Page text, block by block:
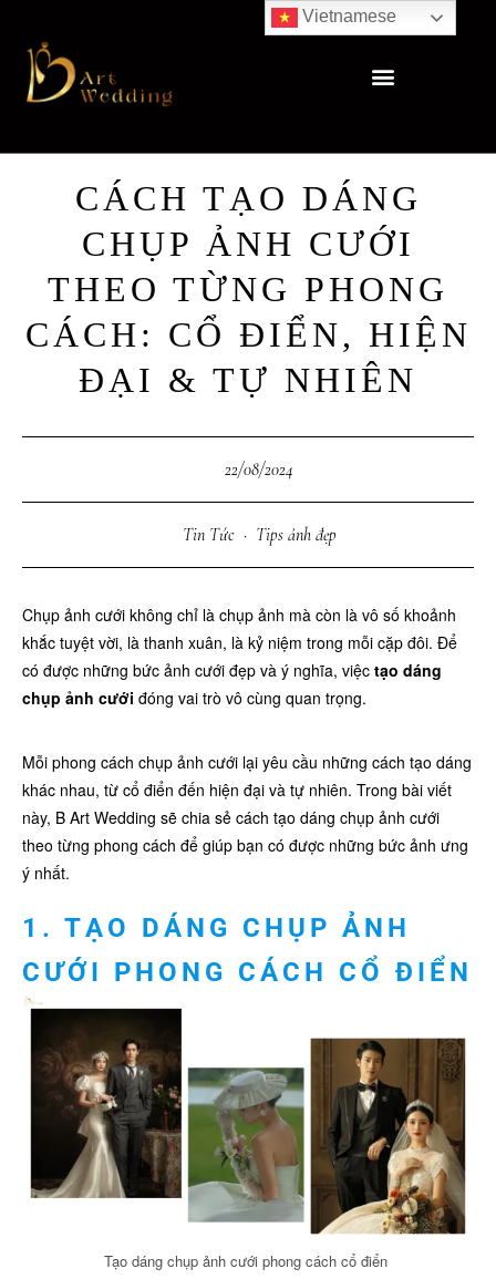
CÁCH TẠO DÁNG
CHỤP ẢNH CƯỚI
THEO TỪNG PHONG
CÁCH: CỔ ĐIỂN, HIỆN
ĐẠI & TỰ NHIÊN
22/08/2024
Tin Tức· Tips ảnh đẹp
Chụp ảnh cưới không chỉ là chụp ảnh mà còn là vô số khoảnh
khắc tuyệt vời, là thanh xuân, là kỷ niệm trong mỗi cặp đôi. Để
có được những bức ảnh cưới đẹp và ý nghĩa, việc tạo dáng
chụp ảnh cưới đóng vai trò vô cùng quan trọng.
Mỗi phong cách chụp ảnh cưới lại yêu cầu những cách tạo dáng
khác nhau, từ cổ điển đến hiện đại và tự nhiên. Trong bài viết
này, B Art Wedding sẽ chia sẻ cách tạo dáng chụp ảnh cưới
theo từng phong cách để giúp bạn có được những bức ảnh ưng
ý nhất.
1. TẠO DÁNG CHỤP ẢNH
CƯỚI PHONG CÁCH CỔ ĐIỂN
Tạo dáng chụp ảnh cưới phong cách cổ điển
Vietnamese